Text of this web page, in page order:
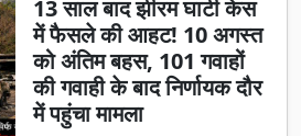
13 साल बाद झीरम घाटी केस
में फैसले की आहट! 10 अगस्त
को अंतिम बहस, 101 गवाहों
की गवाही के बाद निर्णायक दौर
में पहुंचा मामला